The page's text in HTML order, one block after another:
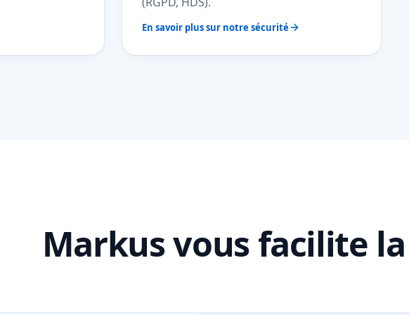
En savoir plus sur notre sécurité
Markus vous facilite